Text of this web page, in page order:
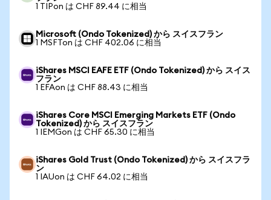
1 TIPon は CHF 89.44 に相当
Microsoft (Ondo Tokenized) から スイスフラン
1 MSFTon は CHF 402.06 に相当
iShares MSCI EAFE ETF (Ondo Tokenized) から スイス
フラン
1 EFAon は CHF 88.43 に相当
iShares Core MSCI Emerging Markets ETF (Ondo
Tokenized) から スイスフラン
1 IEMGon は CHF 65.30 に相当
iShares Gold Trust (Ondo Tokenized) から スイスフラ
ン
1 IAUon は CHF 64.02 に相当